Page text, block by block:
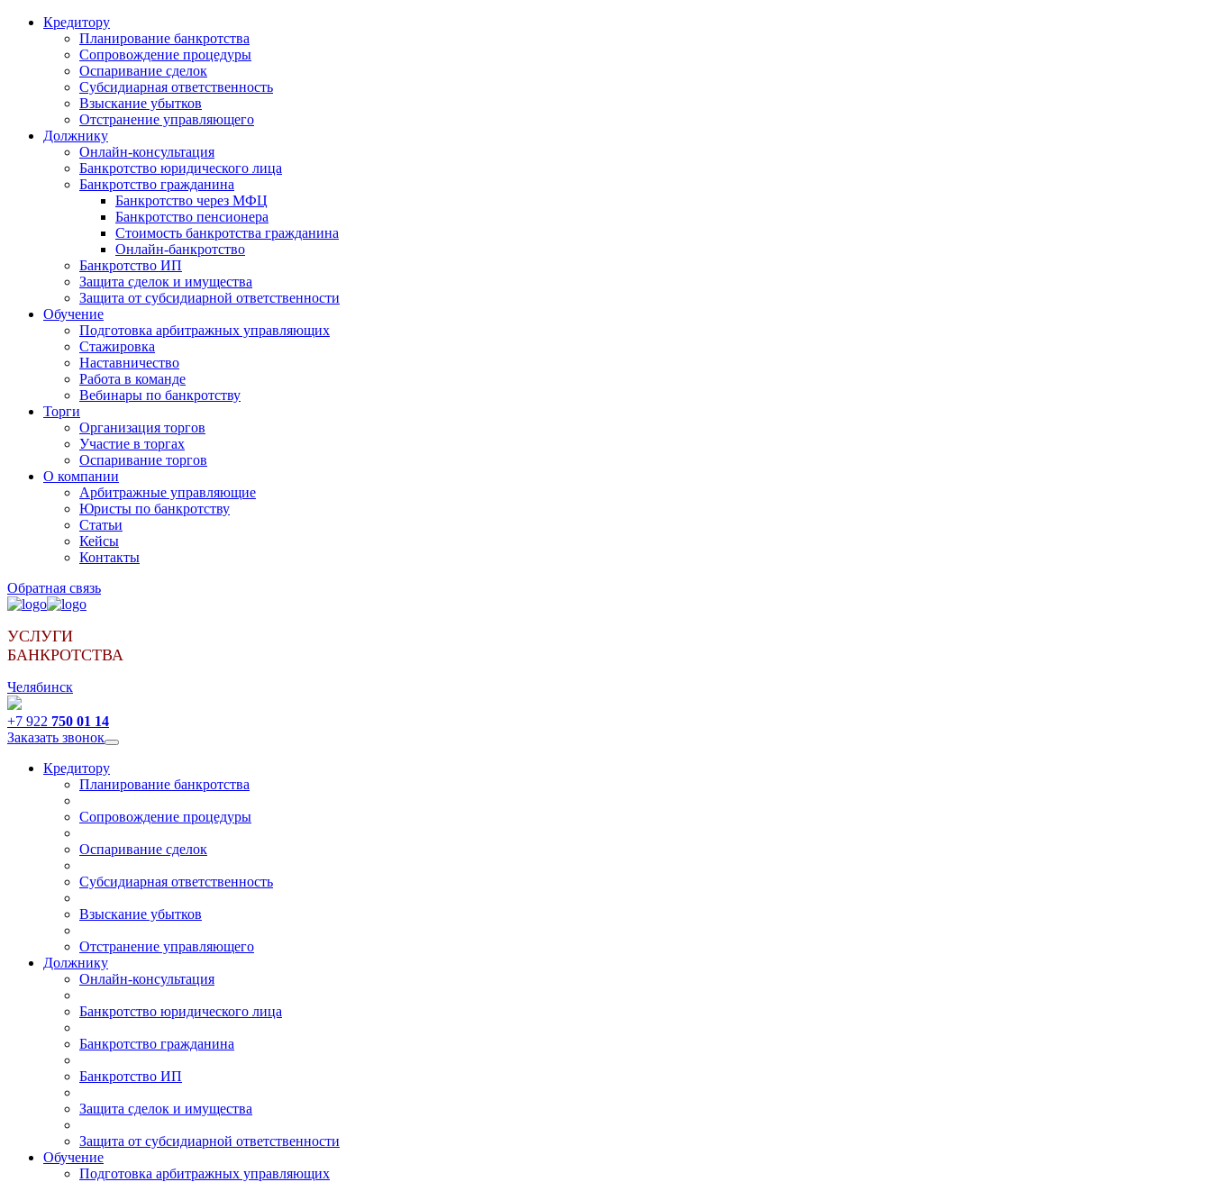
Кредитору
Планирование банкротства
Сопровождение процедуры
Оспаривание сделок
Субсидиарная ответственность
Взыскание убытков
Отстранение управляющего
Должнику
Онлайн-консультация
Банкротство юридического лица
Банкротство гражданина
Банкротство через МФЦ
Банкротство пенсионера
Стоимость банкротства гражданина
Онлайн-банкротство
Банкротство ИП
Защита сделок и имущества
Защита от субсидиарной ответственности
Обучение
Подготовка арбитражных управляющих
Стажировка
Наставничество
Работа в команде
Вебинары по банкротству
Торги
Организация торгов
Участие в торгах
Оспаривание торгов
О компании
Арбитражные управляющие
Юристы по банкротству
Статьи
Кейсы
Контакты
Обратная связь
УСЛУГИ
БАНКРОТСТВА
Челябинск
+7 922 750 01 14
Заказать звонок
Кредитору
Планирование банкротства
Сопровождение процедуры
Оспаривание сделок
Субсидиарная ответственность
Взыскание убытков
Отстранение управляющего
Должнику
Онлайн-консультация
Банкротство юридического лица
Банкротство гражданина
Банкротство ИП
Защита сделок и имущества
Защита от субсидиарной ответственности
Обучение
Подготовка арбитражных управляющих